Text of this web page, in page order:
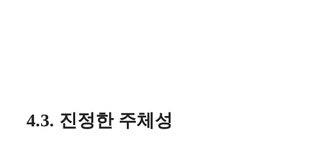
4.3. 진정한 주체성